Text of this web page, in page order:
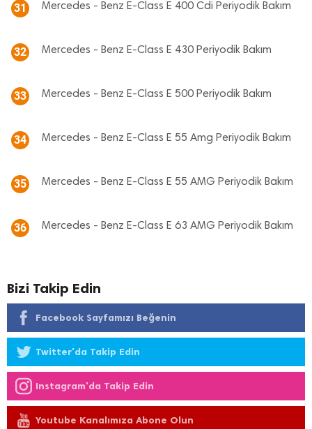
31 Mercedes - Benz E-Class E 400 Cdi Periyodik Bakım
32 Mercedes - Benz E-Class E 430 Periyodik Bakım
33 Mercedes - Benz E-Class E 500 Periyodik Bakım
34 Mercedes - Benz E-Class E 55 Amg Periyodik Bakım
35 Mercedes - Benz E-Class E 55 AMG Periyodik Bakım
36 Mercedes - Benz E-Class E 63 AMG Periyodik Bakım
Bizi Takip Edin
Facebook Sayfamızı Beğenin
Twitter'da Takip Edin
Instagram'da Takip Edin
Youtube Kanalımıza Abone Olun